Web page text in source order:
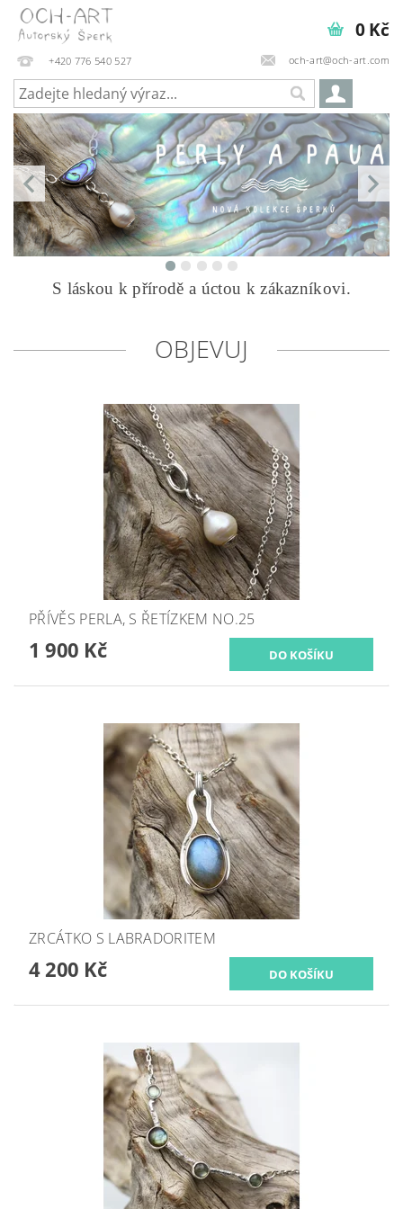
+420 776 540 527 och-art@och-art.com
0 Kč
S láskou k přírodě a úctou k zákazníkovi.
OBJEVUJ
PŘÍVĚS PERLA, S ŘETÍZKEM NO.25
1 900 Kč
ZRCÁTKO S LABRADORITEM
4 200 Kč